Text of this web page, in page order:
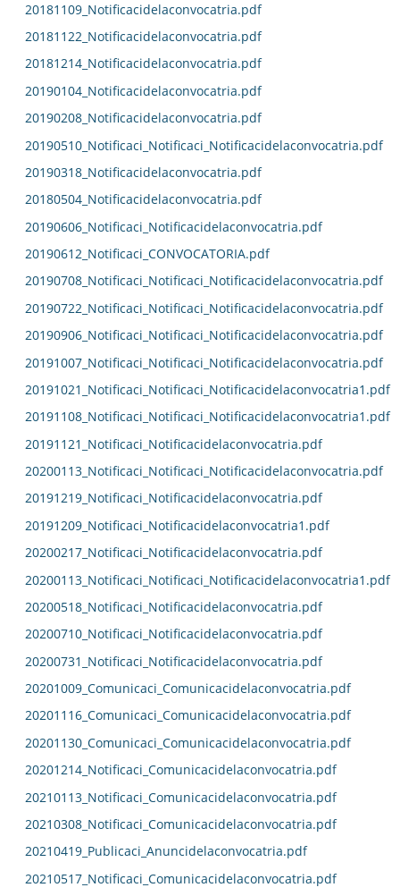
20181109_Notificacidelaconvocatria.pdf
20181122_Notificacidelaconvocatria.pdf
20181214_Notificacidelaconvocatria.pdf
20190104_Notificacidelaconvocatria.pdf
20190208_Notificacidelaconvocatria.pdf
20190510_Notificaci_Notificaci_Notificacidelaconvocatria.pdf
20190318_Notificacidelaconvocatria.pdf
20180504_Notificacidelaconvocatria.pdf
20190606_Notificaci_Notificacidelaconvocatria.pdf
20190612_Notificaci_CONVOCATORIA.pdf
20190708_Notificaci_Notificaci_Notificacidelaconvocatria.pdf
20190722_Notificaci_Notificaci_Notificacidelaconvocatria.pdf
20190906_Notificaci_Notificaci_Notificacidelaconvocatria.pdf
20191007_Notificaci_Notificaci_Notificacidelaconvocatria.pdf
20191021_Notificaci_Notificaci_Notificacidelaconvocatria1.pdf
20191108_Notificaci_Notificaci_Notificacidelaconvocatria1.pdf
20191121_Notificaci_Notificacidelaconvocatria.pdf
20200113_Notificaci_Notificaci_Notificacidelaconvocatria.pdf
20191219_Notificaci_Notificacidelaconvocatria.pdf
20191209_Notificaci_Notificacidelaconvocatria1.pdf
20200217_Notificaci_Notificacidelaconvocatria.pdf
20200113_Notificaci_Notificaci_Notificacidelaconvocatria1.pdf
20200518_Notificaci_Notificacidelaconvocatria.pdf
20200710_Notificaci_Notificacidelaconvocatria.pdf
20200731_Notificaci_Notificacidelaconvocatria.pdf
20201009_Comunicaci_Comunicacidelaconvocatria.pdf
20201116_Comunicaci_Comunicacidelaconvocatria.pdf
20201130_Comunicaci_Comunicacidelaconvocatria.pdf
20201214_Notificaci_Comunicacidelaconvocatria.pdf
20210113_Notificaci_Comunicacidelaconvocatria.pdf
20210308_Notificaci_Comunicacidelaconvocatria.pdf
20210419_Publicaci_Anuncidelaconvocatria.pdf
20210517_Notificaci_Comunicacidelaconvocatria.pdf